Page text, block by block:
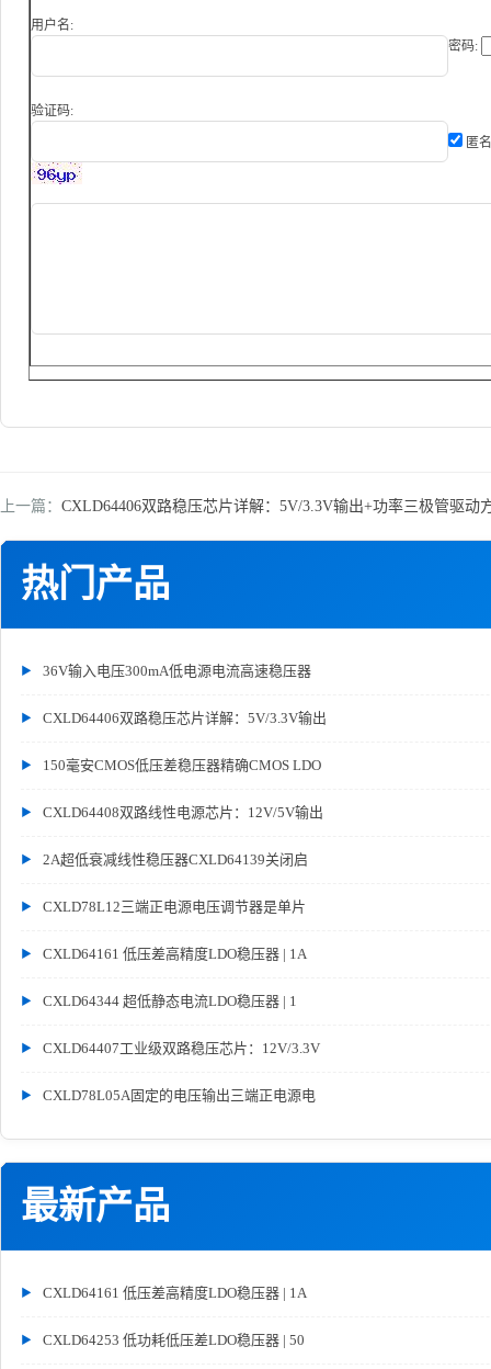
热门产品
36V输入电压300mA低电源电流高速稳压器
CXLD64406双路稳压芯片详解：5V/3.3V输出
150毫安CMOS低压差稳压器精确CMOS LDO
CXLD64408双路线性电源芯片：12V/5V输出
2A超低衰减线性稳压器CXLD64139关闭启
CXLD78L12三端正电源电压调节器是单片
CXLD64161 低压差高精度LDO稳压器 | 1A
CXLD64344 超低静态电流LDO稳压器 | 1
CXLD64407工业级双路稳压芯片：12V/3.3V
CXLD78L05A固定的电压输出三端正电源电
最新产品
CXLD64161 低压差高精度LDO稳压器 | 1A
CXLD64253 低功耗低压差LDO稳压器 | 50
用户名:
密码:
验证码:
匿
上一篇： CXLD64406双路稳压芯片详解：5V/3.3V输出+功率三极管驱动